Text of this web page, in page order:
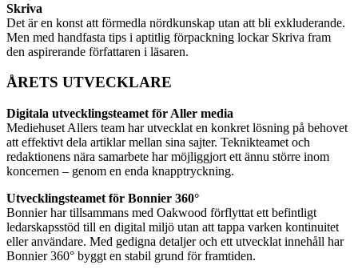
Skriva
Det är en konst att förmedla nördkunskap utan att bli exkluderande.
Men med handfasta tips i aptitlig förpackning lockar Skriva fram
den aspirerande författaren i läsaren.
ÅRETS UTVECKLARE
Digitala utvecklingsteamet för Aller media
Mediehuset Allers team har utvecklat en konkret lösning på behovet
att effektivt dela artiklar mellan sina sajter. Teknikteamet och
redaktionens nära samarbete har möjliggjort ett ännu större inom
koncernen – genom en enda knapptryckning.
Utvecklingsteamet för Bonnier 360°
Bonnier har tillsammans med Oakwood förflyttat ett befintligt
ledarskapsstöd till en digital miljö utan att tappa varken kontinuitet
eller användare. Med gedigna detaljer och ett utvecklat innehåll har
Bonnier 360° byggt en stabil grund för framtiden.